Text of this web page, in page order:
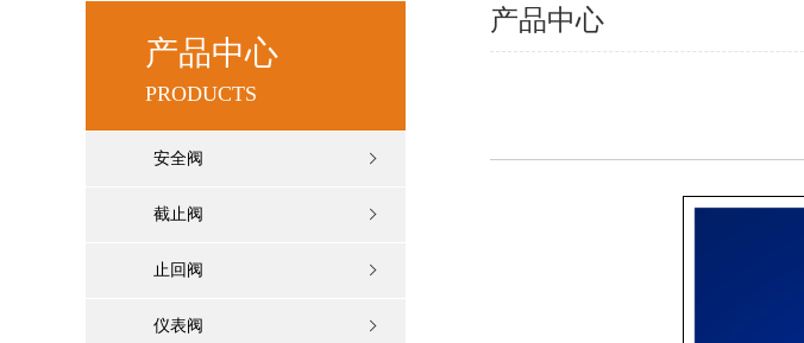
产品中心
PRODUCTS
安全阀
截止阀
止回阀
仪表阀
产品中心